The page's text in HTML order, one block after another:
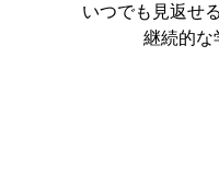
いつでも見返せ
継続的な